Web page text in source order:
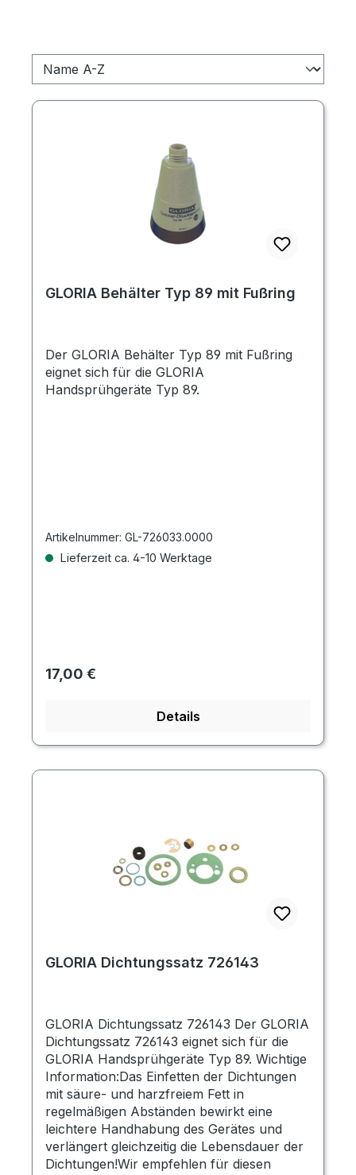
GLORIA Behälter Typ 89 mit Fußring
Der GLORIA Behälter Typ 89 mit Fußring
eignet sich für die GLORIA
Handsprühgeräte Typ 89.
Artikelnummer: GL-726033.0000
Lieferzeit ca. 4-10 Werktage
Regulärer Preis:
17,00 €
Details
GLORIA Dichtungssatz 726143
GLORIA Dichtungssatz 726143 Der GLORIA
Dichtungssatz 726143 eignet sich für die
GLORIA Handsprühgeräte Typ 89. Wichtige
Information:Das Einfetten der Dichtungen
mit säure- und harzfreiem Fett in
regelmäßigen Abständen bewirkt eine
leichtere Handhabung des Gerätes und
verlängert gleichzeitig die Lebensdauer der
Dichtungen!Wir empfehlen für diesen